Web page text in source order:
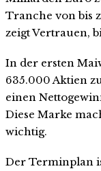
Tranche von bis
zeigt Vertrauen,
In der ersten
635.000 Aktien
einen
Diese Marke
wichtig.
Der Terminplan